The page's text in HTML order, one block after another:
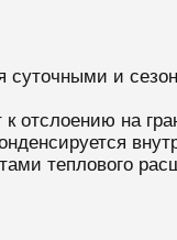
и
отслоению на
теплового